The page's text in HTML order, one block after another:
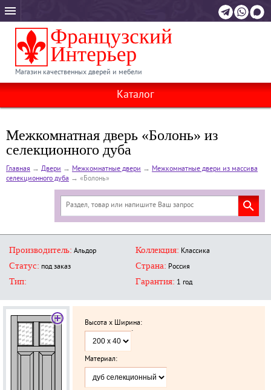
Магазин качественных дверей и мебели
Каталог
Межкомнатная дверь «Болонь» из
селекционного дуба
Главная → Двери → Межкомнатные двери → Межкомнатные двери из массива
селекционного дуба → «Болонь»
Производитель: Альдор Коллекция: Классика
Статус: под заказ Страна: Россия
Тип: Гарантия: 1 год
Высота x Ширина:
Материал:
`